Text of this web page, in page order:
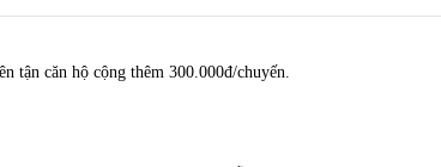
căn hộ cộng thêm 300.000đ/chuyến.